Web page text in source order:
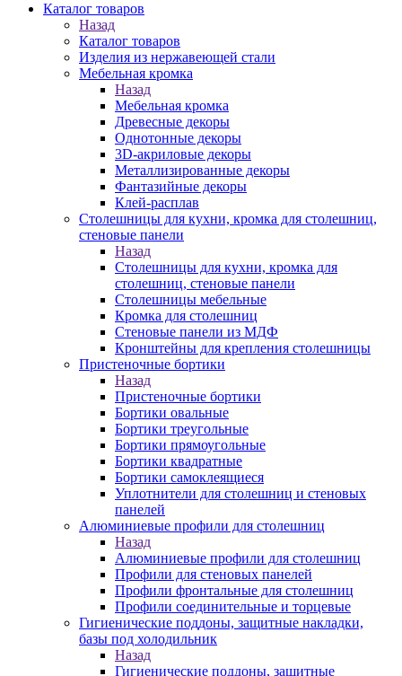
Каталог товаров
Назад
Каталог товаров
Изделия из нержавеющей стали
Мебельная кромка
Назад
Мебельная кромка
Древесные декоры
Однотонные декоры
3D-акриловые декоры
Металлизированные декоры
Фантазийные декоры
Клей-расплав
Столешницы для кухни, кромка для столешниц,
стеновые панели
Назад
Столешницы для кухни, кромка для
столешниц, стеновые панели
Столешницы мебельные
Кромка для столешниц
Стеновые панели из МДФ
Кронштейны для крепления столешницы
Пристеночные бортики
Назад
Пристеночные бортики
Бортики овальные
Бортики треугольные
Бортики прямоугольные
Бортики квадратные
Бортики самоклеящиеся
Уплотнители для столешниц и стеновых
панелей
Алюминиевые профили для столешниц
Назад
Алюминиевые профили для столешниц
Профили для стеновых панелей
Профили фронтальные для столешниц
Профили соединительные и торцевые
Гигиенические поддоны, защитные накладки,
базы под холодильник
Назад
Гигиенические поддоны, защитные